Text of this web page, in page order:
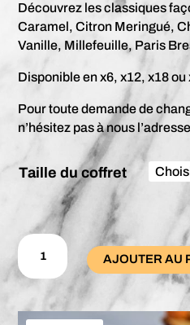
Découvrez les classiques
Caramel, Citron Meringué,
Vanille, Millefeuille, Paris
Disponible en x6, x12, x18 ou
Pour toute demande de
n’hésitez pas à nous
Taille du coffret
quantité
Coffret
Minis
Classiques
AJOUTER AU